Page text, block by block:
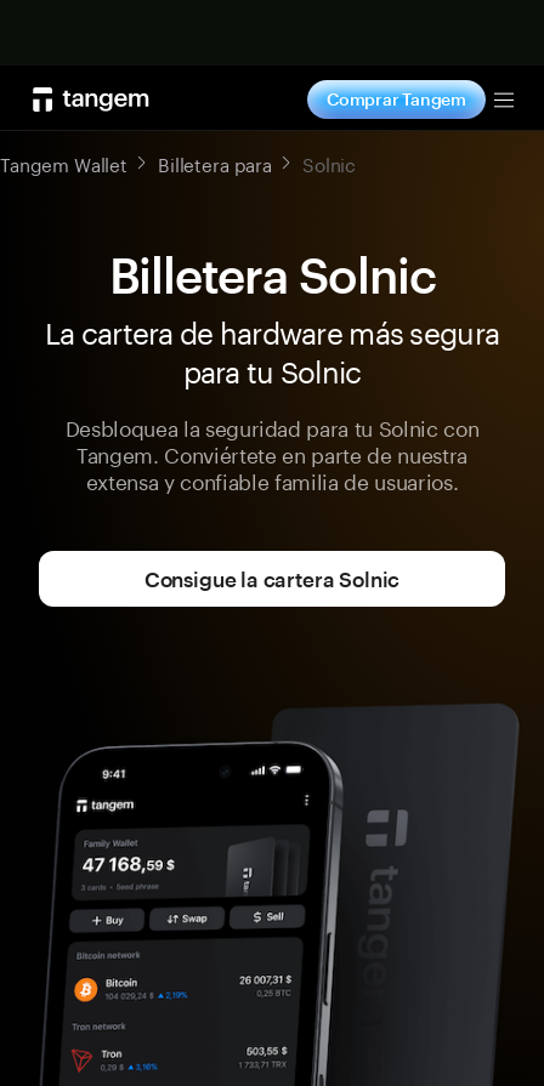
Comprar Tangem
Tangem Wallet Billetera para Solnic
Billetera Solnic
La cartera de hardware más segura
para tu Solnic
Desbloquea la seguridad para tu Solnic con
Tangem. Conviértete en parte de nuestra
extensa y confiable familia de usuarios.
Consigue la cartera Solnic